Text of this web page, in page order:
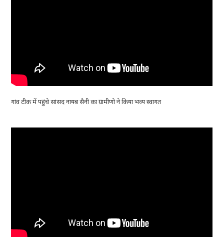
गांव टीक में पहुंचे सांसद नायब सैनी का ग्रामीणो ने किया भव्य स्वागत